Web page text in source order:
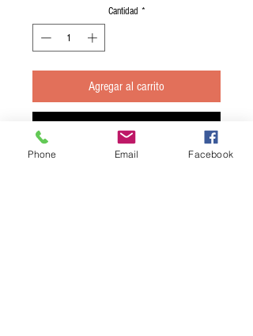
Cantidad *
Agregar al carrito
Realizar compra
Phone Email Facebook